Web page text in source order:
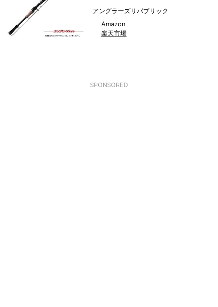
アングラーズリパブリック
Amazon
楽天市場
SPONSORED